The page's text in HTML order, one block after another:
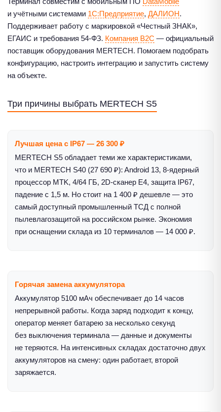
и учётными системами 1С:Предприятие, ДАЛИОН.
Поддерживает работу с маркировкой «Честный ЗНАК»,
ЕГАИС и требования 54-ФЗ. Компания B2C — официальный
поставщик оборудования MERTECH. Помогаем подобрать
конфигурацию, настроить интеграцию и запустить систему
на объекте.
Три причины выбрать MERTECH S5
Лучшая цена с IP67 — 26 300 ₽
MERTECH S5 обладает теми же характеристиками,
что и MERTECH S40 (27 690 ₽): Android 13, 8-ядерный
процессор MTK, 4/64 ГБ, 2D-сканер E4, защита IP67,
падение с 1,5 м. Но стоит на 1 400 ₽ дешевле — это
самый доступный промышленный ТСД с полной
пылевлагозащитой на российском рынке. Экономия
при оснащении склада из 10 терминалов — 14 000 ₽.
Горячая замена аккумулятора
Аккумулятор 5100 мАч обеспечивает до 14 часов
непрерывной работы. Когда заряд подходит к концу,
оператор меняет батарею за несколько секунд
без выключения терминала — данные и документы
не теряются. На интенсивных складах достаточно двух
аккумуляторов на смену: один работает, второй
заряжается.